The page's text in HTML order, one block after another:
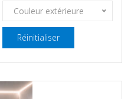
Couleur extérieure
Réinitialiser